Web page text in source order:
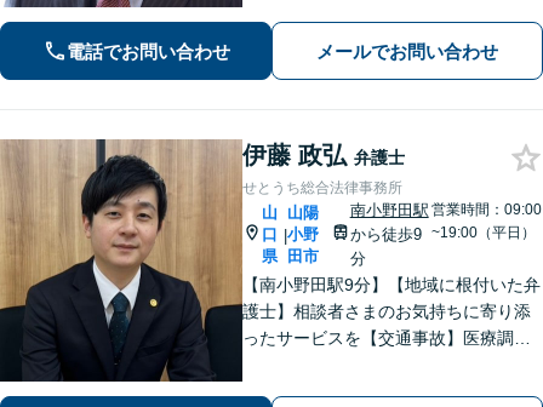
電話でお問い合わせ メールでお問い合わせ
伊藤 政弘 弁護士
せとうち総合法律事務所
山
口
県
|
山陽
小野
田市
南小野田駅
から徒歩9
分
営業時間：09:00
~19:00（平日）
【南小野田駅9分】【地域に根付いた弁
護士】相談者さまのお気持ちに寄り添
ったサービスを【交通事故】医療調査